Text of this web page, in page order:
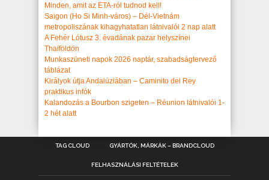
Minden, amit az ETA-ról tudnod kell!
Saigon (Ho Si Minh-város) – Dél-Vietnám
metropoliszának kihagyhatatlan látnivalói 2 nap alatt
A Fehér Lótusz 3. évadának pazar helyszínei
Thaiföldön
Munkaszüneti napok 2026 naptár, szabadságtervező
táblázat
Királyok útja Andalúziában – Caminito del Rey
praktikus infók
Kalandozás a Bourbon szigeten – Réunion látnivalói 1-
2 hét alatt
TAG CLOUD GYÁRTÓK, MÁRKÁK – BRANDCLOUD
FELHASZNÁLÁSI FELTÉTELEK